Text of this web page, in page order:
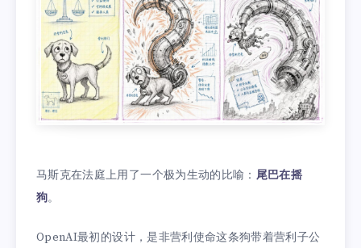
马斯克在法庭上用了一个极为生动的比喻： 尾巴在摇
狗。
OpenAI最初的设计，是非营利使命这条狗带着营利子公